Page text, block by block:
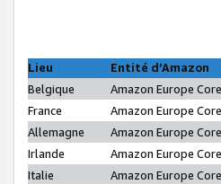
Lieu
Entité d’Amazon
Belgique
Amazon Europe
France
Amazon Europe
Allemagne
Amazon Europe
Irlande
Amazon Europe
Italie
Amazon Europe